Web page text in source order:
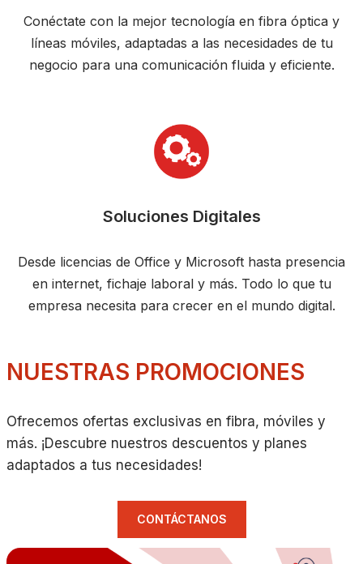
Conéctate con la mejor tecnología en fibra óptica y
líneas móviles, adaptadas a las necesidades de tu
negocio para una comunicación fluida y eficiente.
Soluciones Digitales
Desde licencias de Office y Microsoft hasta presencia
en internet, fichaje laboral y más. Todo lo que tu
empresa necesita para crecer en el mundo digital.
NUESTRAS PROMOCIONES
Ofrecemos ofertas exclusivas en fibra, móviles y
más. ¡Descubre nuestros descuentos y planes
adaptados a tus necesidades!
CONTÁCTANOS